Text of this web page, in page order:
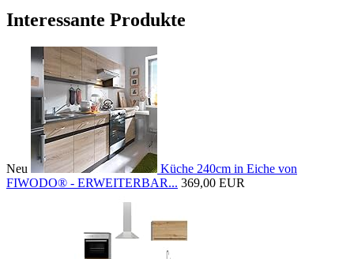
Interessante Produkte
Neu
Küche 240cm in Eiche von
FIWODO® - ERWEITERBAR... 369,00 EUR